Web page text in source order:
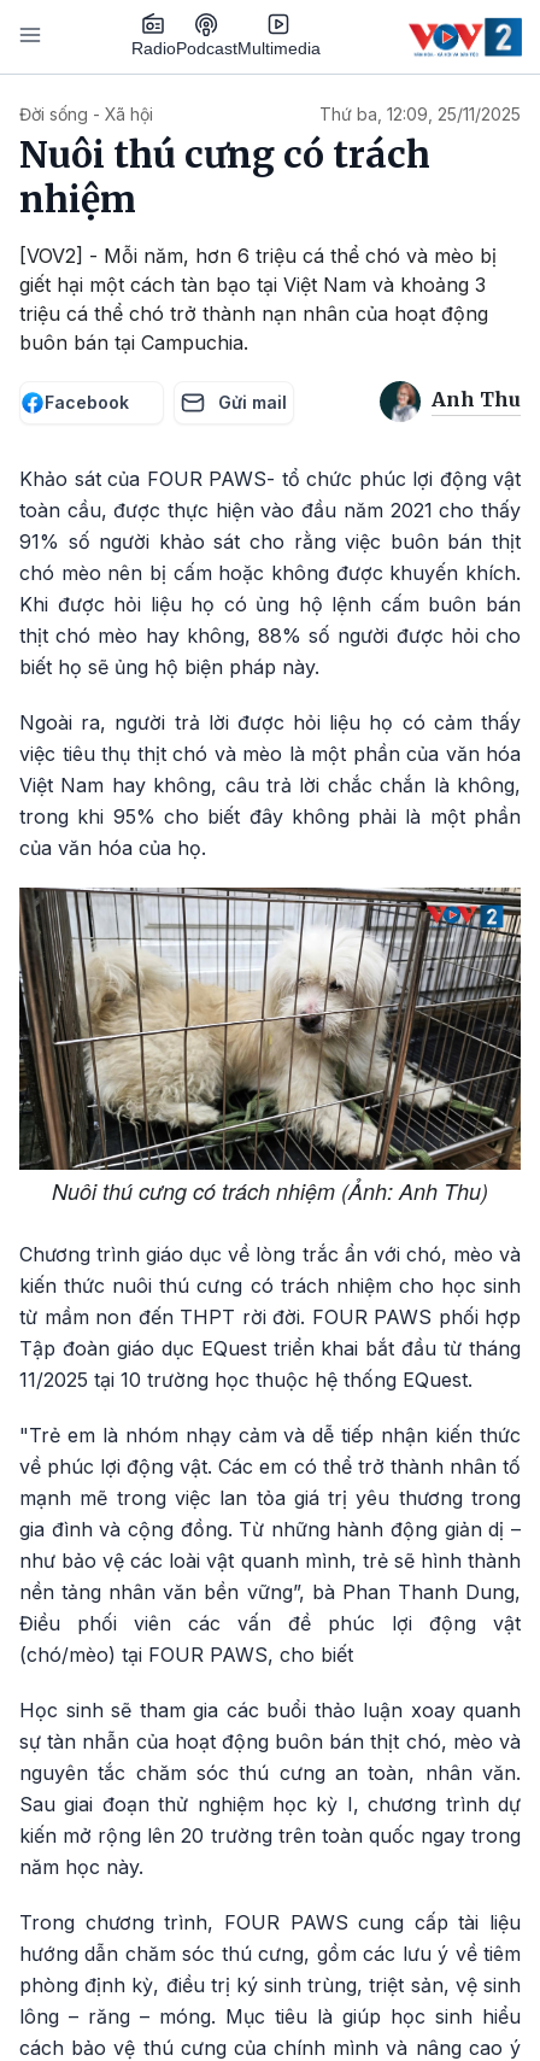
Nhảy đến nội dung
RadioPodcastMultimedia
Đời sống - Xã hội Thứ ba, 12:09, 25/11/2025
Nuôi thú cưng có trách
nhiệm
[VOV2] - Mỗi năm, hơn 6 triệu cá thể chó và mèo bị
giết hại một cách tàn bạo tại Việt Nam và khoảng 3
triệu cá thể chó trở thành nạn nhân của hoạt động
buôn bán tại Campuchia.
Facebook Gửi mail Anh Thu
Khảo sát của FOUR PAWS- tổ chức phúc lợi động vật
toàn cầu, được thực hiện vào đầu năm 2021 cho thấy
91% số người khảo sát cho rằng việc buôn bán thịt
chó mèo nên bị cấm hoặc không được khuyến khích.
Khi được hỏi liệu họ có ủng hộ lệnh cấm buôn bán
thịt chó mèo hay không, 88% số người được hỏi cho
biết họ sẽ ủng hộ biện pháp này.
Ngoài ra, người trả lời được hỏi liệu họ có cảm thấy
việc tiêu thụ thịt chó và mèo là một phần của văn hóa
Việt Nam hay không, câu trả lời chắc chắn là không,
trong khi 95% cho biết đây không phải là một phần
của văn hóa của họ.
Nuôi thú cưng có trách nhiệm (Ảnh: Anh Thu)
Chương trình giáo dục về lòng trắc ẩn với chó, mèo và
kiến thức nuôi thú cưng có trách nhiệm cho học sinh
từ mầm non đến THPT rời đời. FOUR PAWS phối hợp
Tập đoàn giáo dục EQuest triển khai bắt đầu từ tháng
11/2025 tại 10 trường học thuộc hệ thống EQuest.
"Trẻ em là nhóm nhạy cảm và dễ tiếp nhận kiến thức
về phúc lợi động vật. Các em có thể trở thành nhân tố
mạnh mẽ trong việc lan tỏa giá trị yêu thương trong
gia đình và cộng đồng. Từ những hành động giản dị –
như bảo vệ các loài vật quanh mình, trẻ sẽ hình thành
nền tảng nhân văn bền vững”, bà Phan Thanh Dung,
Điều phối viên các vấn đề phúc lợi động vật
(chó/mèo) tại FOUR PAWS, cho biết
Học sinh sẽ tham gia các buổi thảo luận xoay quanh
sự tàn nhẫn của hoạt động buôn bán thịt chó, mèo và
nguyên tắc chăm sóc thú cưng an toàn, nhân văn.
Sau giai đoạn thử nghiệm học kỳ I, chương trình dự
kiến mở rộng lên 20 trường trên toàn quốc ngay trong
năm học này.
Trong chương trình, FOUR PAWS cung cấp tài liệu
hướng dẫn chăm sóc thú cưng, gồm các lưu ý về tiêm
phòng định kỳ, điều trị ký sinh trùng, triệt sản, vệ sinh
lông – răng – móng. Mục tiêu là giúp học sinh hiểu
cách bảo vệ thú cưng của chính mình và nâng cao ý